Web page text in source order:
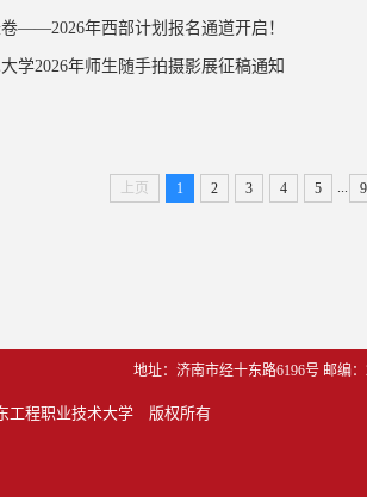
——2026年西部计划报名通道开启！
2026年师生随手拍摄影展征稿通知
上页 1 2 3 4 5 9
地址：济南市经十东路6196号 邮编
工程职业技术大学　版权所有